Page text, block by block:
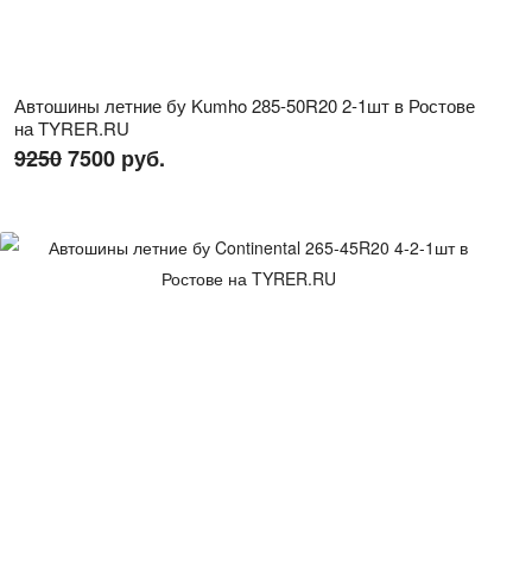
Автошины летние бу Kumho 285-50R20 2-1шт в Ростове
на TYRER.RU
92507500 руб.